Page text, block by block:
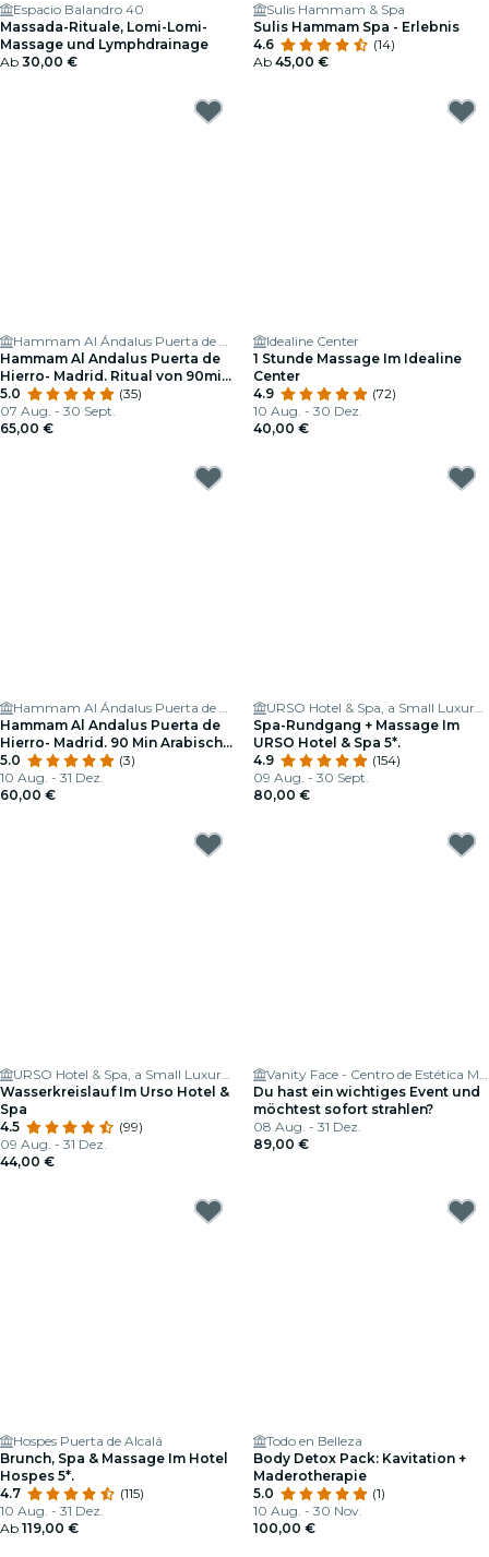
Espacio Balandro 40
Massada-Rituale, Lomi-Lomi-
Massage und Lymphdrainage
Ab 30,00 €
Sulis Hammam & Spa
Sulis Hammam Spa - Erlebnis
4.6
(14)
Ab 45,00 €
Hammam Al Ándalus Puerta de Hierro
Hammam Al Andalus Puerta de
Hierro- Madrid. Ritual von 90min
: 75'Thermalbäder & 15'Massage
5.0
(35)
07 Aug. - 30 Sept.
65,00 €
Idealine Center
1 Stunde Massage Im Idealine
Center
4.9
(72)
10 Aug. - 30 Dez.
40,00 €
Hammam Al Ándalus Puerta de Hierro
Hammam Al Andalus Puerta de
Hierro- Madrid. 90 Min Arabische
Bäder
5.0
(3)
10 Aug. - 31 Dez.
60,00 €
URSO Hotel & Spa, a Small Luxury Hotel of the World
Spa-Rundgang + Massage Im
URSO Hotel & Spa 5*.
4.9
(154)
09 Aug. - 30 Sept.
80,00 €
URSO Hotel & Spa, a Small Luxury Hotel of the World
Wasserkreislauf Im Urso Hotel &
Spa
4.5
(99)
09 Aug. - 31 Dez.
44,00 €
Vanity Face - Centro de Estética Madrid
Du hast ein wichtiges Event und
möchtest sofort strahlen?
08 Aug. - 31 Dez.
89,00 €
Hospes Puerta de Alcalá
Brunch, Spa & Massage Im Hotel
Hospes 5*.
4.7
(115)
10 Aug. - 31 Dez.
Ab 119,00 €
Todo en Belleza
Body Detox Pack: Kavitation +
Maderotherapie
5.0
(1)
10 Aug. - 30 Nov.
100,00 €